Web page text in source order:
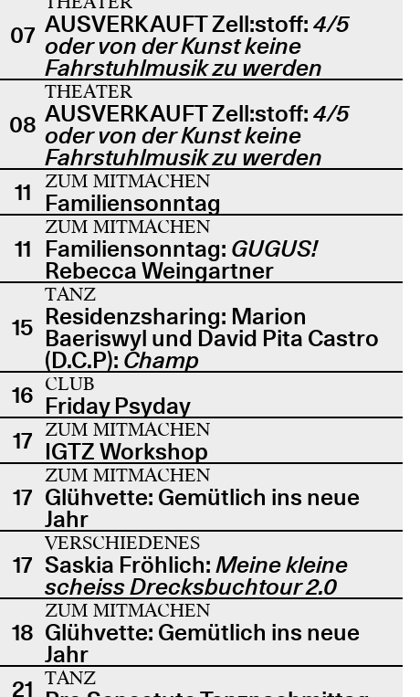
07 AUSVERKAUFT Zell:stoff: 4/5
oder von der Kunst keine
Fahrstuhlmusik zu werden
08
THEATER
AUSVERKAUFT Zell:stoff: 4/5
oder von der Kunst keine
Fahrstuhlmusik zu werden
11
ZUM MITMACHEN
Familiensonntag
11
ZUM MITMACHEN
Familiensonntag: GUGUS!
Rebecca Weingartner
15
TANZ
Residenzsharing: Marion
Baeriswyl und David Pita Castro
(D.C.P): Champ
16 CLUB
Friday Psyday
17 ZUM MITMACHEN
IGTZ Workshop
17
ZUM MITMACHEN
Glühvette: Gemütlich ins neue
Jahr
17
VERSCHIEDENES
Saskia Fröhlich: Meine kleine
scheiss Drecksbuchtour 2.0
18
ZUM MITMACHEN
Glühvette: Gemütlich ins neue
Jahr
21 TANZ